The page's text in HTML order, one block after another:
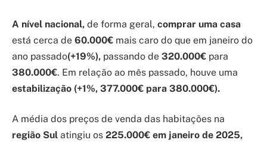
A nível nacional, de forma geral, comprar uma casa
está cerca de 60.000€ mais caro do que em janeiro do
ano passado(+19%), passando de 320.000€ para
380.000€. Em relação ao mês passado, houve uma
estabilização (+1%, 377.000€ para 380.000€).
A média dos preços de venda das habitações na
região Sul atingiu os 225.000€ em janeiro de 2025,